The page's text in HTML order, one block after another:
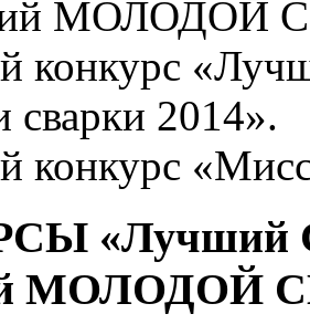
МОЛОДОЙ
конкурс
сварки 2014».
конкурс
«Лучший
МОЛОДОЙ